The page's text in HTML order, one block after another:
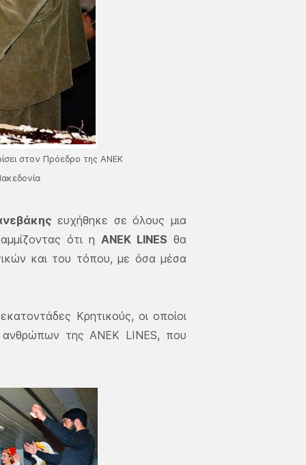
στον Πρόεδρο της ΑΝΕΚ
ευχήθηκε σε όλους μια
ότι ηΑΝΕΚ LINES θα
και του τόπου, με όσα μέσα
Κρητικούς, οι οποίοι
ανθρώπων της ΑΝΕΚ LINES, που